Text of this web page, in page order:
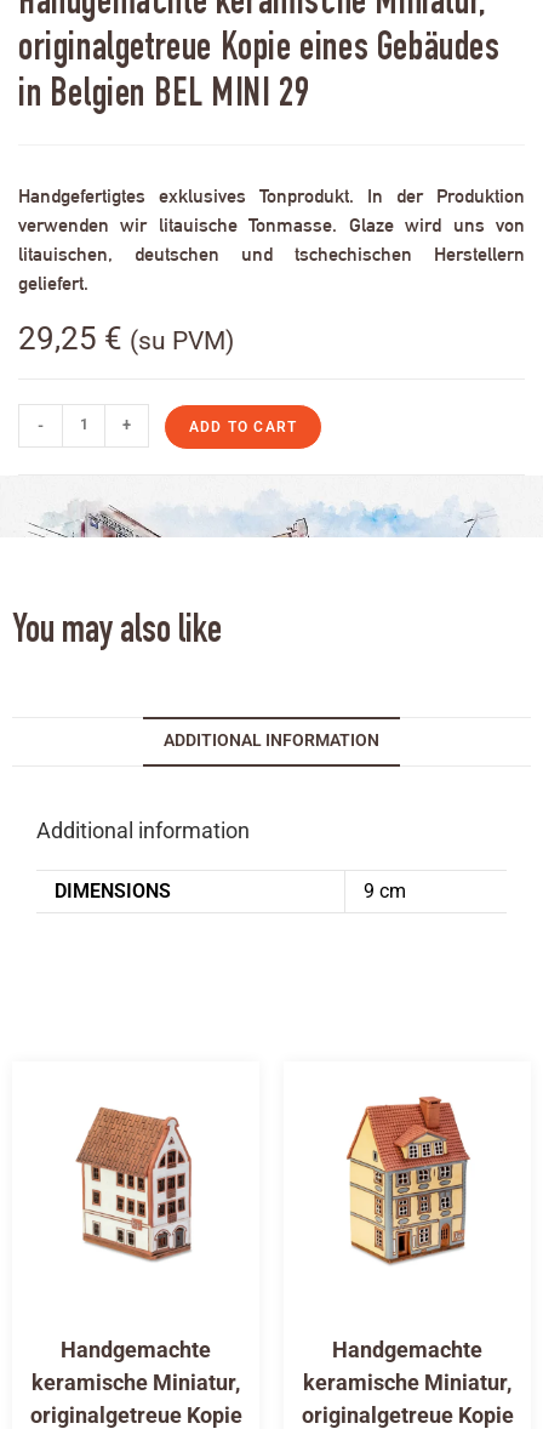
originalgetreue Kopie eines Gebäudes
in Belgien BEL MINI 29
Handgefertigtes exklusives Tonprodukt. In der Produktion
verwenden wir litauische Tonmasse. Glaze wird uns von
litauischen, deutschen und tschechischen Herstellern
geliefert.
29,25 € (su PVM)
- + ADD TO CART
You may also like
ADDITIONAL INFORMATION
Additional information
DIMENSIONS 9 cm
Handgemachte
keramische Miniatur,
originalgetreue Kopie
Handgemachte
keramische Miniatur,
originalgetreue Kopie